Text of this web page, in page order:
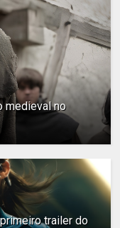
medieval no
trailer do